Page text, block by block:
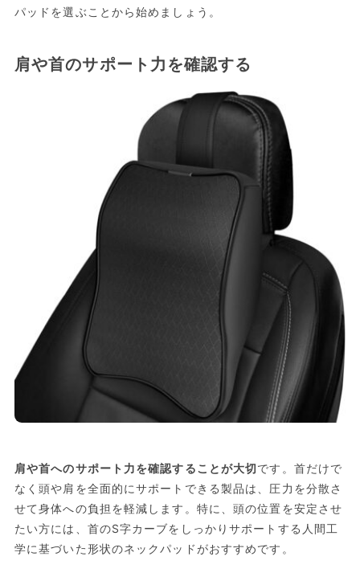
パッドを選ぶことから始めましょう。
肩や首のサポート力を確認する
肩や首へのサポート力を確認することが大切です。首だけで
なく頭や肩を全面的にサポートできる製品は、圧力を分散さ
せて身体への負担を軽減します。特に、頭の位置を安定させ
たい方には、首のS字カーブをしっかりサポートする人間工
学に基づいた形状のネックパッドがおすすめです。